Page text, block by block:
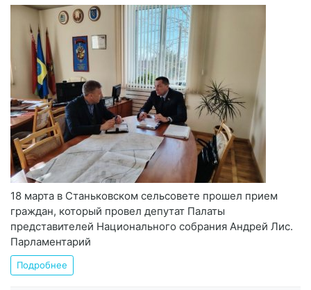
18 марта в Станьковском сельсовете прошел прием
граждан, который провел депутат Палаты
представителей Национального собрания Андрей Лис.
Парламентарий
Подробнее